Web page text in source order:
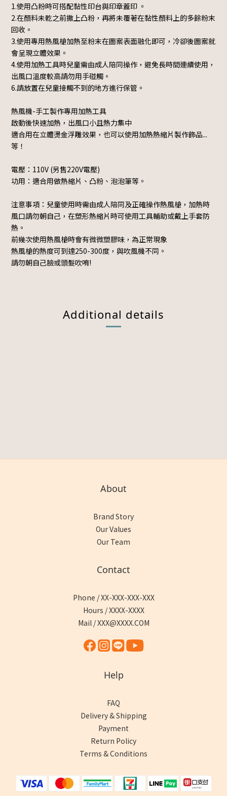
1.使用凸粉時可搭配黏性印台與印章蓋印 。
2.在顏料未乾之前撒上凸粉，再將未覆著在黏性顏料上的多餘粉末
回收。
3.使用專用熱風槍加熱至粉末在圖案表面融化即可，冷卻後圖案就
會呈現立體效果。
4.使用加熱工具時兒童需由成人陪同操作，避免長時間連續使用，
出風口溫度較高請勿用手碰觸。
6.請放置在兒童接觸不到的地方進行保管。
熱風機-手工製作專用加熱工具
啟動後快速加熱，出風口小且熱力集中
適合用在立體燙金浮雕效果，也可以使用加熱熱縮片製作飾品...
等！
電壓：110V (另售220V電壓)
功用：適合用做熱縮片、凸粉、泡泡筆等。
注意事項：兒童使用時需由成人陪同及正確操作熱風槍，加熱時
風口請勿朝自己，在塑形熱縮片時可使用工具輔助或戴上手套防
熱。
前幾次使用熱風槍時會有微微塑膠味，為正常現象
熱風槍的熱度可到達250-300度，與吹風機不同。
請勿朝自己臉或頭髮吹唷!
Additional details
About
Brand Story
Our Values
Our Team
Contact
Phone / XX-XXX-XXX-XXX
Hours / XXXX-XXXX
Mail / XXX@XXXX.COM
Help
FAQ
Delivery & Shipping
Payment
Return Policy
Terms & Conditions